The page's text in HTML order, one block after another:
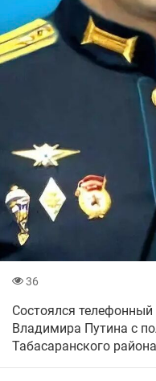
36
Состоялся
Владимира Путина с
Табасаранского района